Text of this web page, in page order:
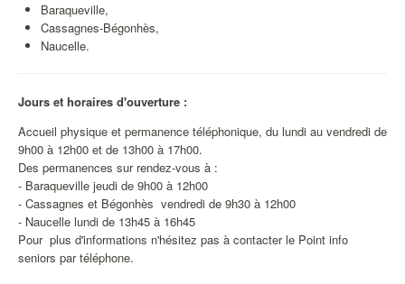
Baraqueville,
Cassagnes-Bégonhès,
Naucelle.
Jours et horaires d'ouverture :
Accueil physique et permanence téléphonique, du lundi au vendredi de
9h00 à 12h00 et de 13h00 à 17h00.
Des permanences sur rendez-vous à :
- Baraqueville jeudi de 9h00 à 12h00
- Cassagnes et Bégonhès vendredi de 9h30 à 12h00
- Naucelle lundi de 13h45 à 16h45
Pour plus d'informations n'hésitez pas à contacter le Point info
seniors par téléphone.